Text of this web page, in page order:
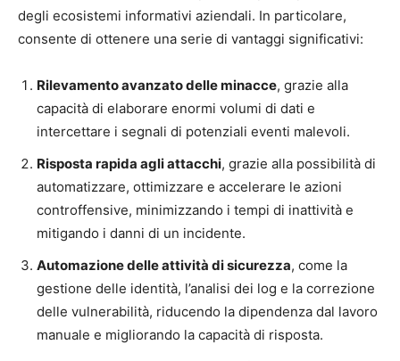
degli ecosistemi informativi aziendali. In particolare,
consente di ottenere una serie di vantaggi significativi:
Rilevamento avanzato delle minacce, grazie alla
capacità di elaborare enormi volumi di dati e
intercettare i segnali di potenziali eventi malevoli.
Risposta rapida agli attacchi, grazie alla possibilità di
automatizzare, ottimizzare e accelerare le azioni
controffensive, minimizzando i tempi di inattività e
mitigando i danni di un incidente.
Automazione delle attività di sicurezza, come la
gestione delle identità, l’analisi dei log e la correzione
delle vulnerabilità, riducendo la dipendenza dal lavoro
manuale e migliorando la capacità di risposta.